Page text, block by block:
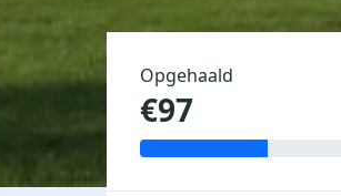
Opgehaald
€97